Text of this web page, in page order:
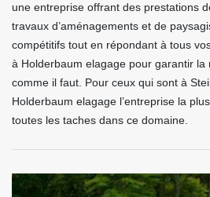
une entreprise offrant des prestations
travaux d’aménagements et de
compétitifs tout en répondant à tous
à Holderbaum elagage pour garantir
comme il faut. Pour ceux qui sont à
Holderbaum elagage l’entreprise la
toutes les taches dans ce domaine.